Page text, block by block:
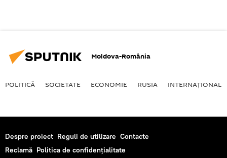
Moldova-România
POLITICĂ SOCIETATE ECONOMIE RUSIA INTERNAŢIONAL
Despre proiect Reguli de utilizare Contacte
Reclamă Politica de confidențialitate